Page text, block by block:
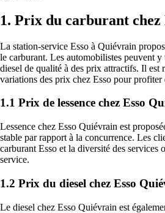
1. Prix du carburant chez
La station-service Esso à Quiévrain
le carburant. Les automobilistes peuvent y
diesel de qualité à des prix attractifs. Il est
variations des prix chez Esso pour profiter
1.1 Prix de lessence chez Esso
Lessence chez Esso Quiévrain est
stable par rapport à la concurrence. Les
carburant Esso et la diversité des services
service.
1.2 Prix du diesel chez Esso
Le diesel chez Esso Quiévrain est